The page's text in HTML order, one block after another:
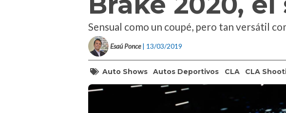
Sensual como un coupé, pero tan versátil
Esaú Ponce | 13/03/2019
Auto Shows Autos Deportivos CLA CLA